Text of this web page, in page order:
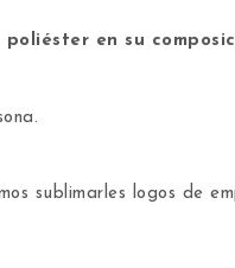
poliéster en su
sublimarles logos de